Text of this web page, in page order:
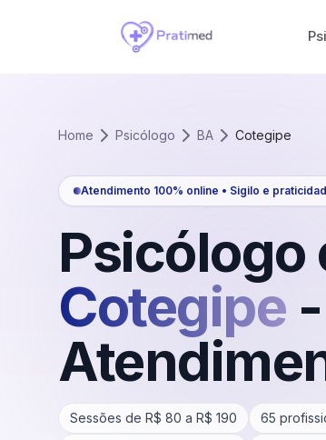
Home Psicólogo BA Cotegipe
Atendimento 100% online • Sigilo e
Psicólogo
Cotegipe -
Sessões de R$ 80 a R$ 190 65